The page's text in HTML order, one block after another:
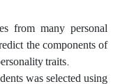
from many personal
the components of
traits.
was selected using